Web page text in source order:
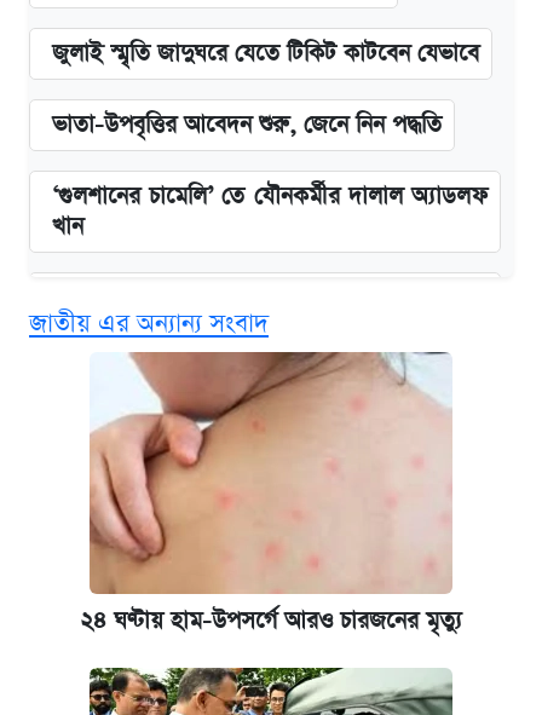
জুলাই স্মৃতি জাদুঘরে যেতে টিকিট কাটবেন যেভাবে
ভাতা-উপবৃত্তির আবেদন শুরু, জেনে নিন পদ্ধতি
‘গুলশানের চামেলি’ তে যৌনকর্মীর দালাল অ্যাডলফ
খান
দাম ও ফিচার
কবে শুরু হচ্ছে ঢাবির ভর্তি আবেদন, জানাল কর্তৃপক্ষ
নবম জাতীয় পে-স্কেল নিয়ে সর্বশেষ যা জানা গেল
কবে হবে মেডিকেল ভর্তি পরীক্ষা, জানা গেল যা
আজকের বাজারে স্বর্ণ-রুপার দাম (৫ আগস্ট)
আজকের বাজারে স্বর্ণের দাম (৪ আগস্ট)
জাতীয় এর অন্যান্য সংবাদ
২৪ ঘণ্টায় হাম-উপসর্গে আরও চারজনের মৃত্যু